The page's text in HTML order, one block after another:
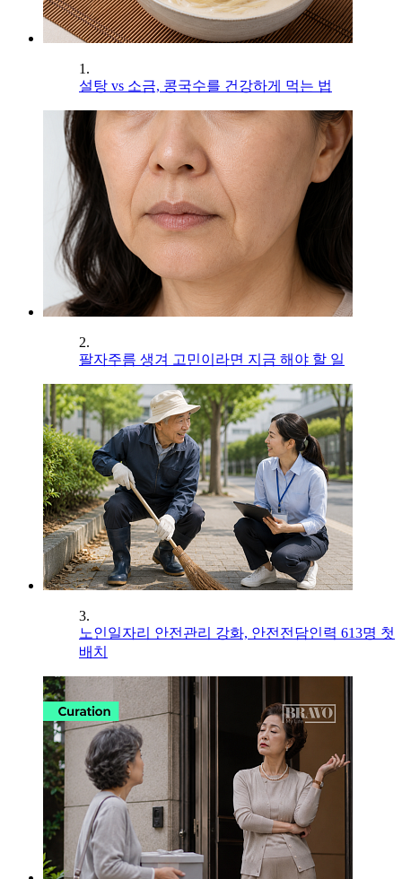
1.
설탕 vs 소금, 콩국수를 건강하게 먹는 법
2.
팔자주름 생겨 고민이라면 지금 해야 할 일
3.
노인일자리 안전관리 강화, 안전전담인력 613명 첫
배치